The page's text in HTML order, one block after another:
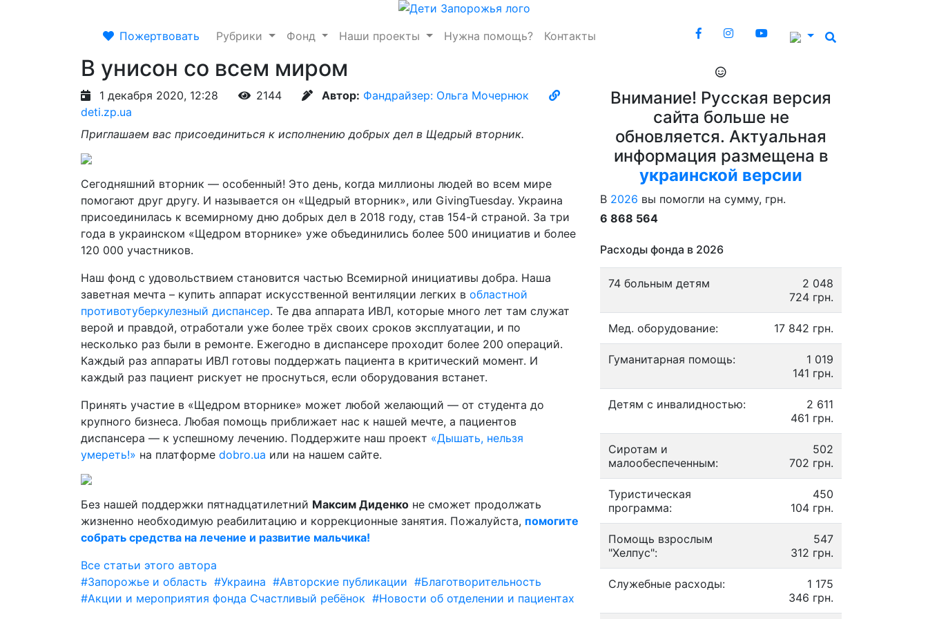
Пожертвовать Рубрики Фонд Наши проекты Нужна помощь? Контакты
В унисон со всем миром
1 декабря 2020, 12:28 2144 Автор: Фандрайзер: Ольга Мочернюк
deti.zp.ua
Приглашаем вас присоединиться к исполнению добрых дел в Щедрый вторник.
Сегодняшний вторник — особенный! Это день, когда миллионы людей во всем мире
помогают друг другу. И называется он «Щедрый вторник», или GivingTuesday. Украина
присоединилась к всемирному дню добрых дел в 2018 году, став 154-й страной. За три
года в украинском «Щедром вторнике» уже объединились более 500 инициатив и более
120 000 участников.
Наш фонд с удовольствием становится частью Всемирной инициативы добра. Наша
заветная мечта – купить аппарат искусственной вентиляции легких в областной
противотуберкулезный диспансер. Те два аппарата ИВЛ, которые много лет там служат
верой и правдой, отработали уже более трёх своих сроков эксплуатации, и по
несколько раз были в ремонте. Ежегодно в диспансере проходит более 200 операций.
Каждый раз аппараты ИВЛ готовы поддержать пациента в критический момент. И
каждый раз пациент рискует не проснуться, если оборудования встанет.
Принять участие в «Щедром вторнике» может любой желающий — от студента до
крупного бизнеса. Любая помощь приближает нас к нашей мечте, а пациентов
диспансера — к успешному лечению. Поддержите наш проект «Дышать, нельзя
умереть!» на платформе dobro.ua или на нашем сайте.
Без нашей поддержки пятнадцатилетний Максим Диденко не сможет продолжать
жизненно необходимую реабилитацию и коррекционные занятия. Пожалуйста, помогите
собрать средства на лечение и развитие мальчика!
Все статьи этого автора
#Запорожье и область #Украина #Авторские публикации #Благотворительность
#Акции и мероприятия фонда Счастливый ребёнок #Новости об отделении и пациентах
Внимание! Русская версия
сайта больше не
обновляется. Актуальная
информация размещена в
украинской версии
В 2026 вы помогли на сумму, грн.
6 868 564
Расходы фонда в 2026
74 больным детям
2 048
724 грн.
Мед. оборудование: 17 842 грн.
Гуманитарная помощь:
1 019
141 грн.
Детям с инвалидностью:
2 611
461 грн.
Сиротам и
малообеспеченным:
502
702 грн.
Туристическая
программа:
450
104 грн.
Помощь взрослым
"Хелпус":
547
312 грн.
Служебные расходы:
1 175
346 грн.